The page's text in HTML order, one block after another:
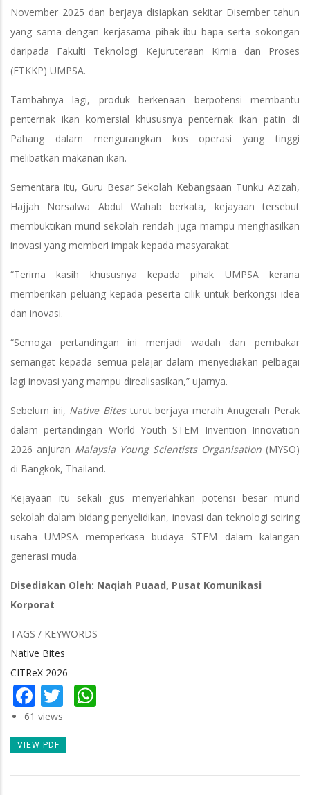
November 2025 dan berjaya disiapkan sekitar Disember tahun
yang sama dengan kerjasama pihak ibu bapa serta sokongan
daripada Fakulti Teknologi Kejuruteraan Kimia dan Proses
(FTKKP) UMPSA.
Tambahnya lagi, produk berkenaan berpotensi membantu
penternak ikan komersial khususnya penternak ikan patin di
Pahang dalam mengurangkan kos operasi yang tinggi
melibatkan makanan ikan.
Sementara itu, Guru Besar Sekolah Kebangsaan Tunku Azizah,
Hajjah Norsalwa Abdul Wahab berkata, kejayaan tersebut
membuktikan murid sekolah rendah juga mampu menghasilkan
inovasi yang memberi impak kepada masyarakat.
“Terima kasih khususnya kepada pihak UMPSA kerana
memberikan peluang kepada peserta cilik untuk berkongsi idea
dan inovasi.
“Semoga pertandingan ini menjadi wadah dan pembakar
semangat kepada semua pelajar dalam menyediakan pelbagai
lagi inovasi yang mampu direalisasikan,” ujarnya.
Sebelum ini, Native Bitesturut berjaya meraih Anugerah Perak
dalam pertandingan World Youth STEM Invention Innovation
2026 anjuran Malaysia Young Scientists Organisation (MYSO)
di Bangkok, Thailand.
Kejayaan itu sekali gus menyerlahkan potensi besar murid
sekolah dalam bidang penyelidikan, inovasi dan teknologi seiring
usaha UMPSA memperkasa budaya STEM dalam kalangan
generasi muda.
Disediakan Oleh: Naqiah Puaad, Pusat Komunikasi
Korporat
TAGS / KEYWORDS
Native Bites
CITReX 2026
Facebook
Twitter
61 views
VIEW PDF